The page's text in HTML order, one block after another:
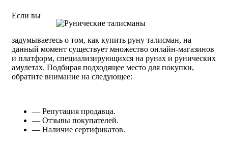
Если вы
задумываетесь о том, как купить руну талисман, на
данный момент существует множество онлайн-магазинов
и платформ, специализирующихся на рунах и рунических
амулетах. Подбирая подходящее место для покупки,
обратите внимание на следующее:
— Репутация продавца.
— Отзывы покупателей.
— Наличие сертификатов.